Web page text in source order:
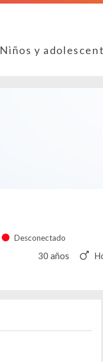
Niños y
Desconectado
30 años